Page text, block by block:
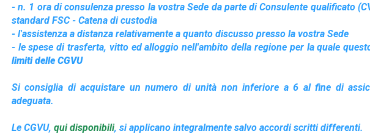
- n. 1 ora di consulenza presso la vostra Sede da parte di Consulente qualificato
standard FSC - Catena di custodia
- l'assistenza a distanza relativamente a quanto discusso presso la vostra Sede
- le spese di trasferta, vitto ed alloggio nell'ambito della regione per la quale
limiti delle CGVU
Si consiglia di acquistare un numero di unità non inferiore a 6 al fine di
adeguata.
Le CGVU, qui disponibili, si applicano integralmente salvo accordi scritti differenti.